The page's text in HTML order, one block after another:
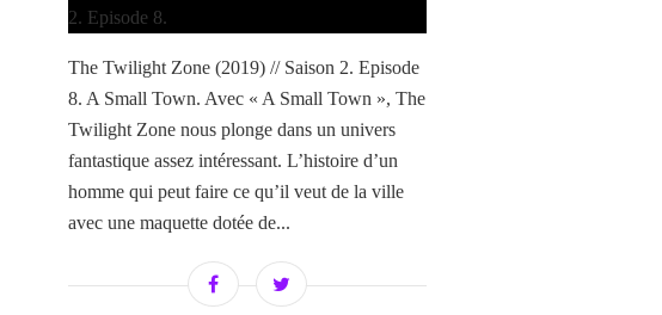
The Twilight Zone (2019) // Saison 2. Episode
8. A Small Town. Avec « A Small Town », The
Twilight Zone nous plonge dans un univers
fantastique assez intéressant. L’histoire d’un
homme qui peut faire ce qu’il veut de la ville
avec une maquette dotée de...